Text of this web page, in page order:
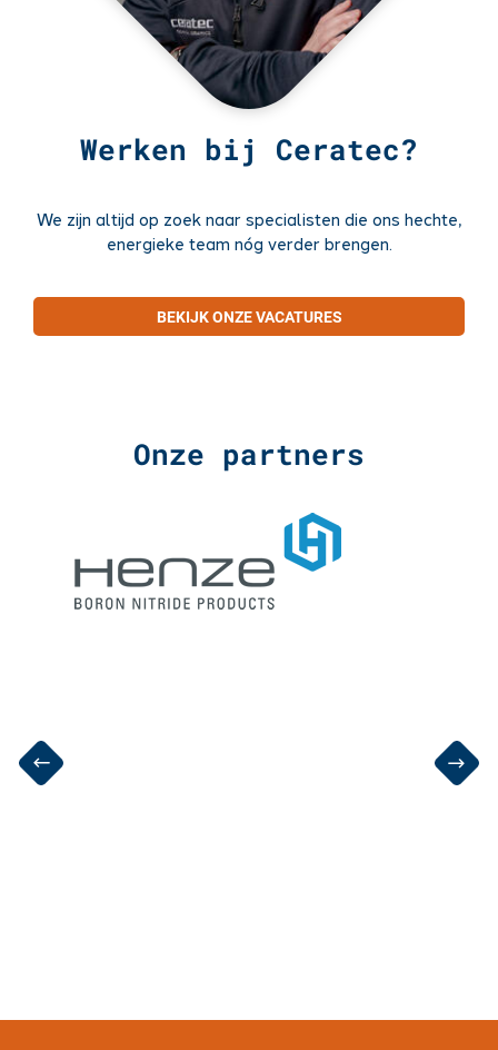
Werken bij Ceratec?
We zijn altijd op zoek naar specialisten die ons hechte,
energieke team nóg verder brengen.
BEKIJK ONZE VACATURES
Onze partners